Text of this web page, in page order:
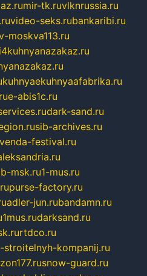
mir-tk.ruvlknrussia.ru
video-seks.rubankaribi.ru
moskva113.ru
kuhnyaekuhnyaafabrika.ru
e-abis1c.ru
dark-sand.ru
sib-archives.ru
venda-festival.ru
msk.ru1-mus.ru
purse-factory.ru
adler-jun.rubandamn.ru
1mus.rudarksand.ru
rtdco.ru
kompanij.ru
snow-guard.ru